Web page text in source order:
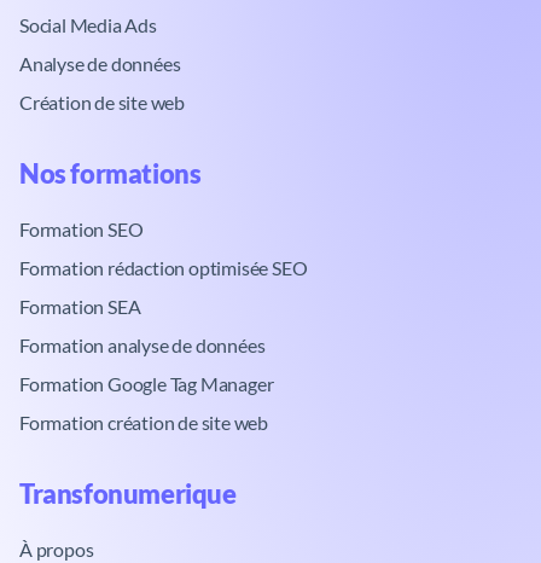
Social Media Ads
Analyse de données
Création de site web
Nos formations​
Formation SEO
Formation rédaction optimisée SEO
Formation SEA
Formation analyse de données
Formation Google Tag Manager
Formation création de site web
Transfonumerique​
À propos